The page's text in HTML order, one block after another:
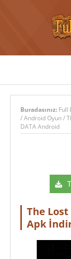
Buradasınız: Full
/Android Oyun/
DATA Android
The
Apk